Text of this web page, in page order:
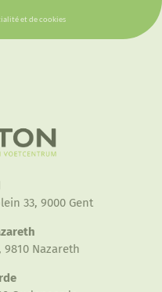
etde cookies
33, 9000 Gent
9810 Nazareth